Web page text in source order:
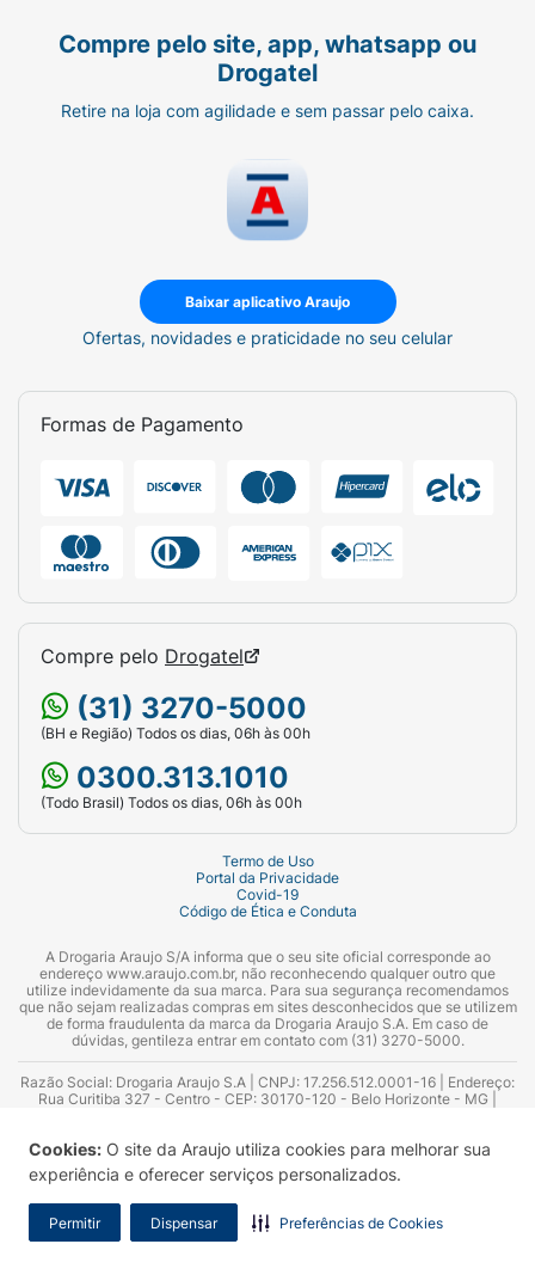
Cookies: O site da Araujo utiliza cookies para melhorar sua
experiência e oferecer serviços personalizados.
Permitir Dispensar Preferências de Cookies
Compre pelo site, app, whatsapp ou
Drogatel
Retire na loja com agilidade e sem passar pelo caixa.
Baixar aplicativo Araujo
Ofertas, novidades e praticidade no seu celular
Formas de Pagamento
Compre pelo Drogatel
(31) 3270-5000
(BH e Região) Todos os dias, 06h às 00h
0300.313.1010
(Todo Brasil) Todos os dias, 06h às 00h
Termo de Uso
Portal da Privacidade
Covid-19
Código de Ética e Conduta
A Drogaria Araujo S/A informa que o seu site oficial corresponde ao
endereço www.araujo.com.br, não reconhecendo qualquer outro que
utilize indevidamente da sua marca. Para sua segurança recomendamos
que não sejam realizadas compras em sites desconhecidos que se utilizem
de forma fraudulenta da marca da Drogaria Araujo S.A. Em caso de
dúvidas, gentileza entrar em contato com (31) 3270-5000.
Razão Social: Drogaria Araujo S.A | CNPJ: 17.256.512.0001-16 | Endereço:
Rua Curitiba 327 - Centro - CEP: 30170-120 - Belo Horizonte - MG |
Azevedo Guimarães – CRF 10.965 | Yasmin Silva Alvarenga – CRF 52.584 -
Consultor substituto: Thiago Aguiar Pinheiro - CRF Nº 13.748. Alvará
Sanitário: 2025020713 | Autorização de Funcionamento da Empresa (AFE):